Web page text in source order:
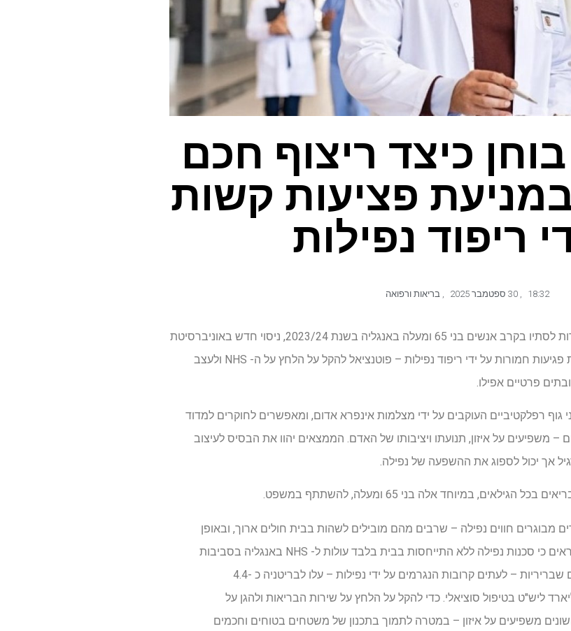
כיצד ריצוף חכם
במניעת פציעות קשות
ריפוד נפילות
18:32
,
, בריאות ורפואה
עם 219,000 קבלות בית חולים חירום הקשורות לסתיו בקרב אנשים בני 65 ומעלה באנגליה בשנת 2023/24, ניסוי חדש באוניברסיטת
סורי בוחן כיצד ריצוף חכם יכול לסייע במניעת פגיעות חמורות על ידי ריפוד נפילות – פוטנציאל להקל על הלחץ על ה- NHS ולעצב
פרטיים אפילו.
רפלקטיביים העוקבים על ידי מצלמות אינפרא אדום, ומאפשרים לחוקרים למדוד
משפיעים על איזון, תנועתו ויציבותו של האדם. הממצאים יהוו את הבסיס לעיצוב
אך יכול לספוג את ההשפעה של נפילה.
במיוחד אלה בני 65 ומעלה, להשתתף במשפט.
מבוגרים חווים נפילה – שרבים מהם מובילים לשהות בבית חולים ארוך, ובאופן
טרגי, כמה הרוגים. מנתוני הממשלה מראים כי סכנות נפילה ללא התייחסות בבית בלבד עולות ל- NHS באנגליה בסביבות
435 מיליון ליש"ט בשנה, בעוד ששברים שבריריות – לעתים קרובות הנגרמים על ידי נפילות – עלו לבריטניה כ -4.4
ליש"ט בכל שנה, כולל 1.1 מיליארד ליש"ט בטיפול סוציאלי. כדי להקל על הלחץ על שירות הבריאות ולהגן על
משפיעים על איזון – במטרה לתמוך בתכנון של משטחים בטוחים וחכמים